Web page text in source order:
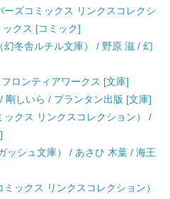
ズコミックス リンクスコレクシ
クス [コミック]
冬舎ルチル文庫） / 野原 滋 / 幻
ロンティアワークス [文庫]
しいら / プランタン出版 [文庫]
クス リンクスコレクション） /
ッシュ文庫） / あさひ 木葉 / 海王
ックス リンクスコレクション）